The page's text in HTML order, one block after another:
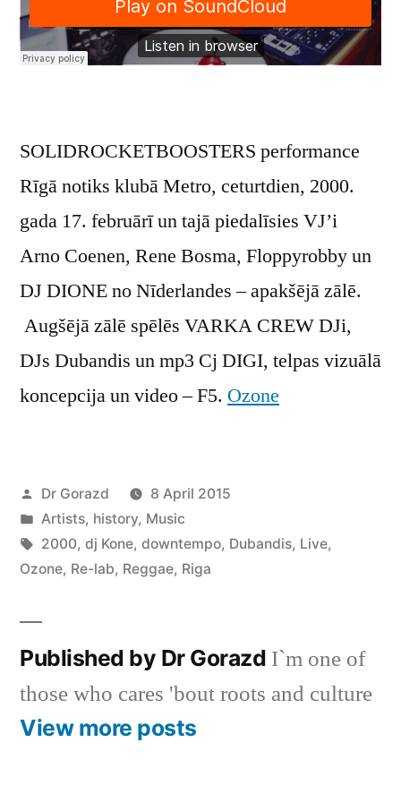
SOLIDROCKETBOOSTERS performance
Rīgā notiks klubā Metro, ceturtdien, 2000.
gada 17. februārī un tajā piedalīsies VJ’i
Arno Coenen, Rene Bosma, Floppyrobby un
DJ DIONE no Nīderlandes – apakšējā zālē.
Augšējā zālē spēlēs VARKA CREW DJi,
DJs Dubandis un mp3 Cj DIGI, telpas vizuālā
koncepcija un video – F5. Ozone
Posted
by
Dr Gorazd
8 April 2015
Posted
in
Artists, history, Music
Tags:
2000, dj Kone, downtempo, Dubandis, Live,
Ozone, Re-lab, Reggae, Riga
Published by Dr Gorazd I`m one of
those who cares 'bout roots and culture
View more posts